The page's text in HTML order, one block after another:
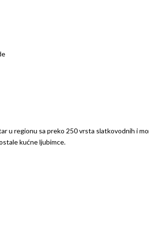
u regionu sa preko 250 vrsta slatkovodnih i
kućne ljubimce.